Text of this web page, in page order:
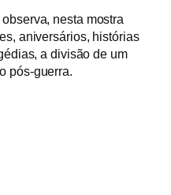
nesta mostra
aniversários, histórias
a divisão de um
pós-guerra.